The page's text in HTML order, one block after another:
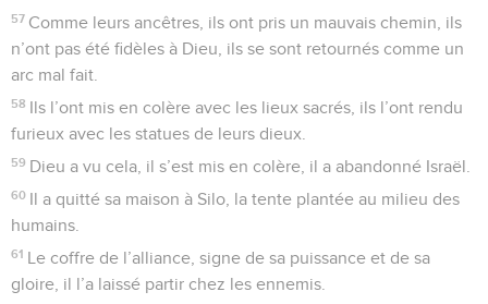
57 Comme leurs ancêtres, ils ont pris un mauvais chemin, ils
n’ont pas été fidèles à Dieu, ils se sont retournés comme un
arc mal fait.
58 Ils l’ont mis en colère avec les lieux sacrés, ils l’ont rendu
furieux avec les statues de leurs dieux.
59 Dieu a vu cela, il s’est mis en colère, il a abandonné Israël.
60 Il a quitté sa maison à Silo, la tente plantée au milieu des
humains.
61 Le coffre de l’alliance, signe de sa puissance et de sa
gloire, il l’a laissé partir chez les ennemis.